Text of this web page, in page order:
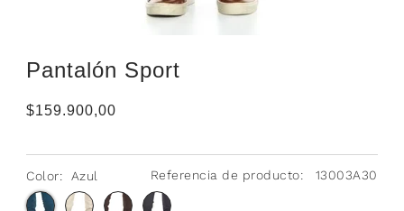
Pantalón Sport
$159.900,00
Referencia de producto: 13003A30
Color: Azul